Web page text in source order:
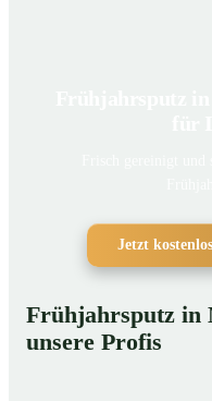
Jetzt
Frühjahrsputz in
unsere Profis